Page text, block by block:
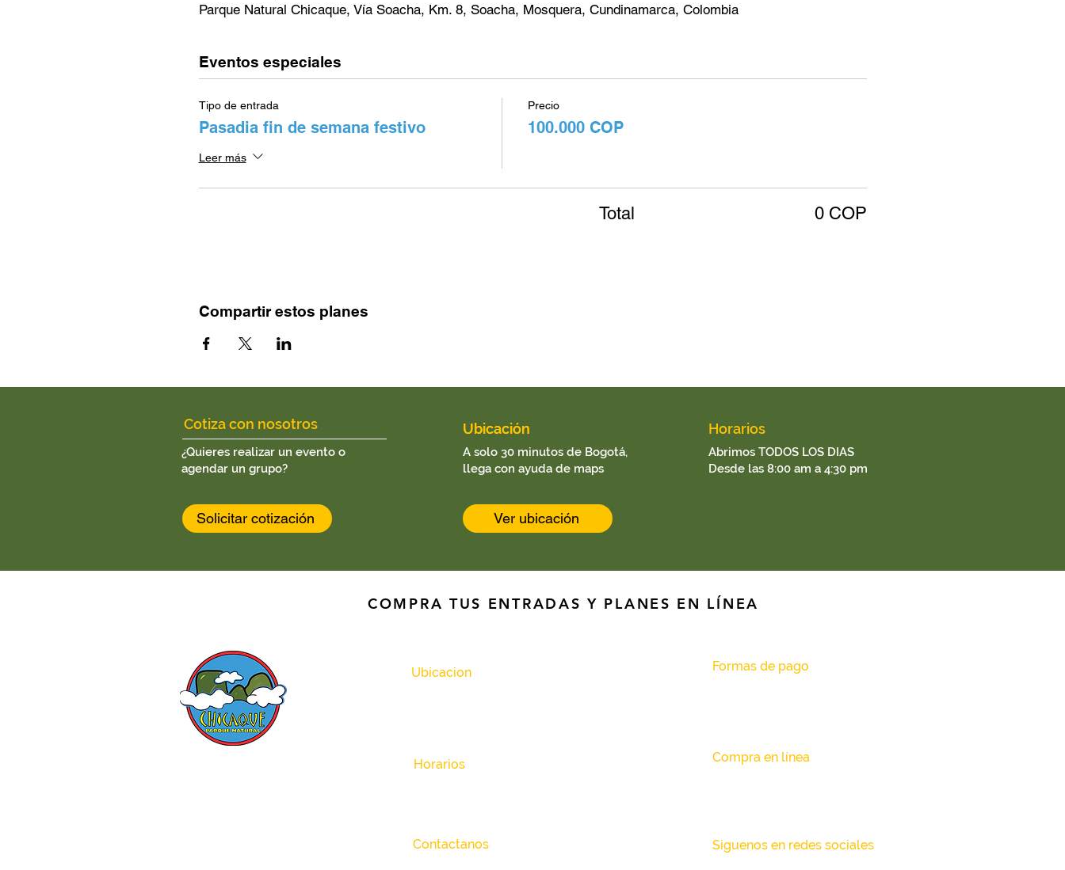
Parque Natural Chicaque, Vía Soacha, Km. 8, Soacha, Mosquera, Cundinamarca, Colombia
Eventos especiales
Tipo de entrada
Pasadia fin de semana festivo
Leer más
Precio
100.000 COP
Total 0 COP
Compartir estos planes
Cotiza con nosotros Ubicación
Ubicación Horarios
¿Quieres realizar un evento o
agendar un grupo?
Solicitar cotización
A solo 30 minutos de Bogotá,
llega con ayuda de maps
Abrimos TODOS LOS DIAS
Desde las 8:00 am a 4:30 pm
Ver ubicación
COMPRA TUS ENTRADAS Y PLANES EN LÍNEA
Ubicacion Formas de pago
Horarios Compra en línea
Contactanos Siguenos en redes sociales